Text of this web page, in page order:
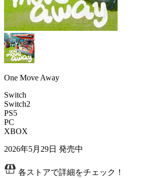
One Move Away
Switch
Switch2
PS5
PC
XBOX
2026年5月29日 発売中
各ストアで詳細をチェック！